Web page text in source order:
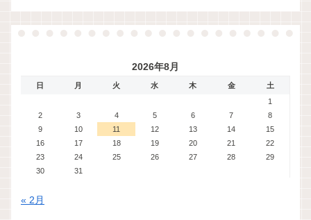
2026年8月
日 月 火 水 木 金
土
1
2
3 4 5 6 7
8
9
10 11 12 13 14
15
16
17 18 19 20 21
22
23
24 25 26 27 28
29
30
31
« 2月